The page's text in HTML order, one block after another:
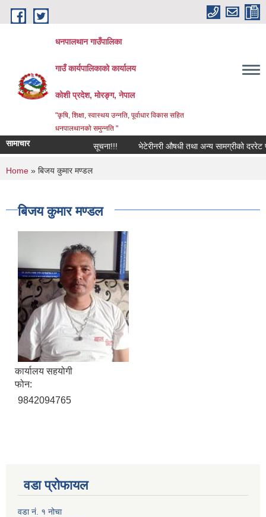
Skip to main content
धनपालथान गाउँपालिका
गाउँ कार्यपालिकाको कार्यालय
कोशी प्रदेश, मोरङ्ग, नेपाल
"कृषि, शिक्षा, स्वास्थय उन्नति, पूर्वाधार विकास सहित
धनपालथानको समुन्नति "
सामाचार सूचना!!! भेटेरीनरी औषधी तथा अन्य सामग्रीको
You are here
Home » बिजय कुमार मण्डल
बिजय कुमार मण्डल
कार्यालय सहयोगी
फोन:
9842094765
वडा प्रोफायल
वडा नं. १ नोचा